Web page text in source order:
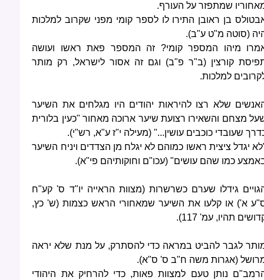
שמתפזר על העורף.
בן ראובן התירו לו לספר קומי מפני שקרוב למלכות
(סוטה מ"ט ע"ב).
מיהו המספר קומי? זה המספר פאת ראשו ועושה
קורצין (ב"ר פ"ב) וגם זה אסור לישראל, רק מותר
למלכות.
שלא רצו להיראות יהודים היו מגלחים את השיער
מצחם והשאירו רצועת שיער ארוכה מאחור "כעין בלורית
שעובדי כוכבים עושין..." (מעילה י"ז ע"א, רש"י).
יגדל ציצית ראשו כמוהם לא יגלח מן הצדדים ויניח השיער
כמו שהם עושים" (עכו"ם וחוקותיהם פי"א).
גידלו שערם כשרשרות (מצוות הראייה יו"ד ס' קע"ח
א') או קלעו את השיער שמאחורי הראש כצמות (ש' כץ,
תהיו, עמ' 117).
לגבר להביט במראה כדי להסתרק, על מנת שלא יראה
(אגרות משה ח"ב ס' ס"א).
נותן טעם למצוות פאות, כדי להרחיק את היהודי